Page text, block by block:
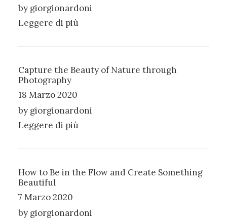
by giorgionardoni
Leggere di più
Capture the Beauty of Nature through
Photography
18 Marzo 2020
by giorgionardoni
Leggere di più
How to Be in the Flow and Create Something
Beautiful
7 Marzo 2020
by giorgionardoni